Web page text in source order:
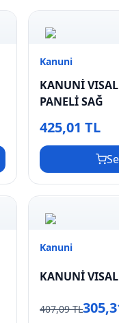
Kanuni
KANUNİ
PANELİ SAĞ
425,01 TL
Kanuni
KANUNİ
407,09 TL